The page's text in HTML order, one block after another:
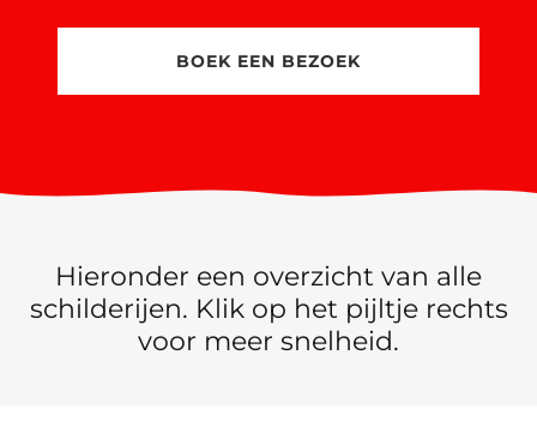
BOEK EEN BEZOEK
Hieronder een overzicht van alle
schilderijen. Klik op het pijltje rechts
voor meer snelheid.